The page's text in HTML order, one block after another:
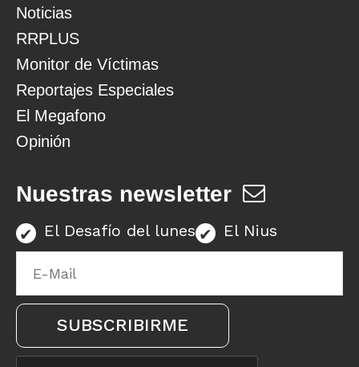
Noticias
RRPLUS
Monitor de Víctimas
Reportajes Especiales
El Megafono
Opinión
Nuestras newsletter
El Desafío del lunes El Nius